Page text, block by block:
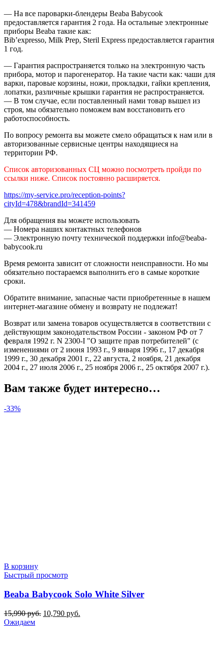
— На все пароварки-блендеры Beaba Babycook
предоставляется гарантия 2 года. На остальные электронные
приборы Beaba такие как:
Bib’expresso, Milk Prep, Steril Express предоставляется гарантия
1 год.
— Гарантия распространяется только на электронную часть
прибора, мотор и парогенератор. На такие части как: чаши для
варки, паровые корзины, ножи, прокладки, гайки крепления,
лопатки, различные крышки гарантия не распространяется.
— В том случае, если поставленный нами товар вышел из
строя, мы обязательно поможем вам восстановить его
работоспособность.
По вопросу ремонта вы можете смело обращаться к нам или в
авторизованные сервисные центры находящиеся на
территории РФ.
Список авторизованных СЦ можно посмотреть пройди по
ссылки ниже. Список постоянно расширяется.
https://my-service.pro/reception-points?
cityId=478&brandId=341459
Для обращения вы можете использовать
— Номера наших контактных телефонов
— Электронную почту технической поддержки info@beaba-
babycook.ru
Время ремонта зависит от сложности неисправности. Но мы
обязательно постараемся выполнить его в самые короткие
сроки.
Обратите внимание, запасные части приобретенные в нашем
интернет-магазине обмену и возврату не подлежат!
Возврат или замена товаров осуществляется в соответствии с
действующим законодательством России - законом РФ от 7
февраля 1992 г. N 2300-I "О защите прав потребителей" (с
изменениями от 2 июня 1993 г., 9 января 1996 г., 17 декабря
1999 г., 30 декабря 2001 г., 22 августа, 2 ноября, 21 декабря
2004 г., 27 июля 2006 г., 25 ноября 2006 г., 25 октября 2007 г.).
Вам также будет интересно…
-33%
В корзину
Быстрый просмотр
Beaba Babycook Solo White Silver
15,990руб. Первоначальная
10,790 руб.
Ожидаем